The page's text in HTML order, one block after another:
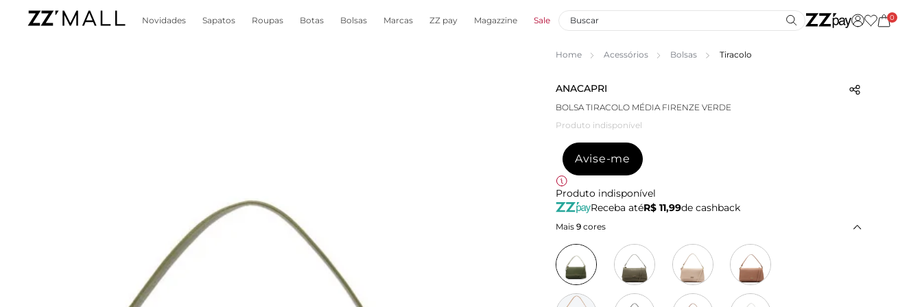
Novidades Sapatos Roupas Botas Bolsas Marcas ZZ pay Magazzine Sale 0
Home Acessórios Bolsas Tiracolo
ANACAPRI
BOLSA TIRACOLO MÉDIA FIRENZE VERDE
Produto indisponível
Avise-me
Produto indisponível
Receba atéR$ 11,99de cashback
Mais 9 cores